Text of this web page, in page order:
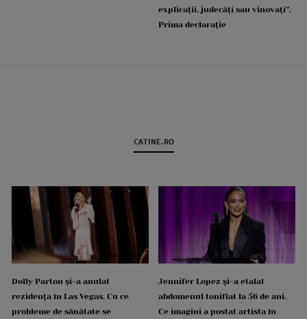
explicații, judecăți sau vinovați”.
Prima declarație
CATINE.RO
Dolly Parton și-a anulat
rezidența în Las Vegas. Cu ce
probleme de sănătate se
Jennifer Lopez și-a etalat
abdomenul tonifiat la 56 de ani.
Ce imagini a postat artista în